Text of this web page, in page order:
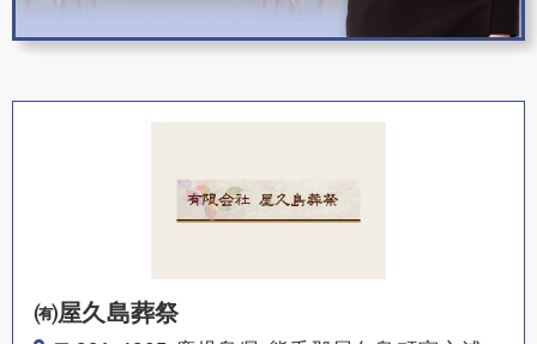
㈲屋久島葬祭